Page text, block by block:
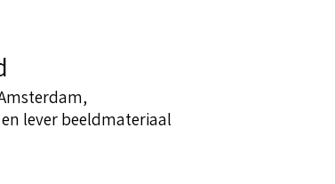
lever beeldmateriaal